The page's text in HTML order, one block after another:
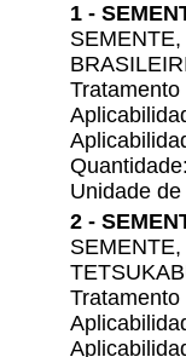
1 -
Unidade
2 -